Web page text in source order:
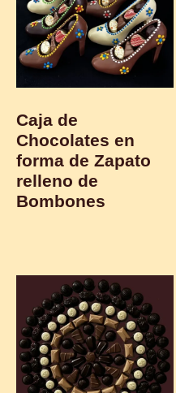
Caja de
Chocolates en
forma de Zapato
relleno de
Bombones